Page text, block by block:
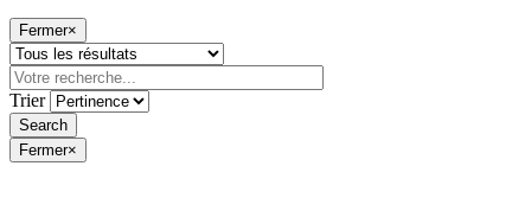
Fermer×
Trier
Fermer×